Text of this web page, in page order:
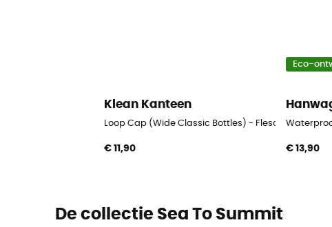
Klean Kanteen
Loop Cap (Wide Classic Bottles) - Flesdop
€ 11,90
Eco-
€ 13,90
De collectie Sea To Summit